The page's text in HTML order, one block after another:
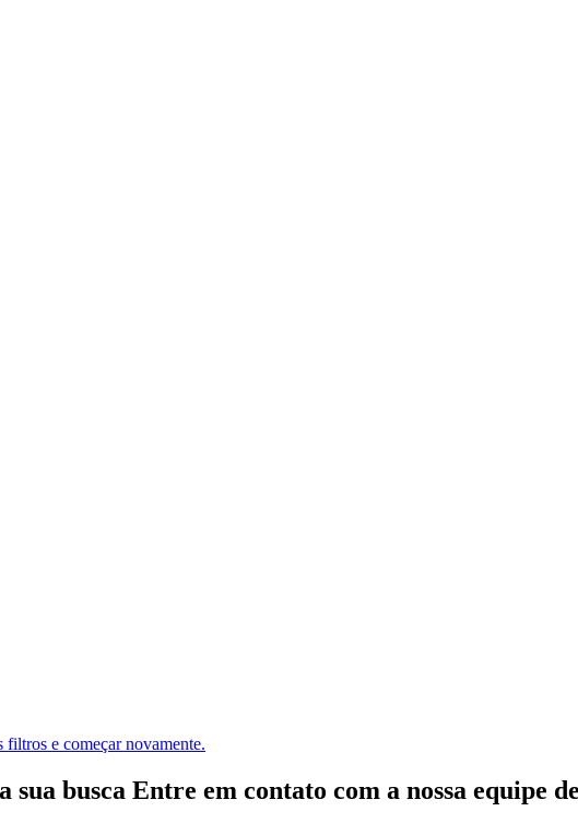
e começar novamente.
sua busca Entre em contato com a nossa equipe